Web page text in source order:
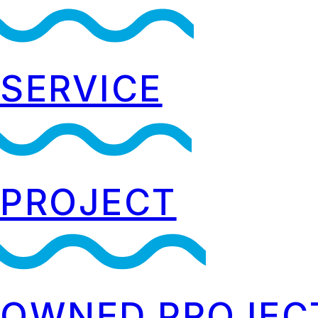
SERVICE
PROJECT